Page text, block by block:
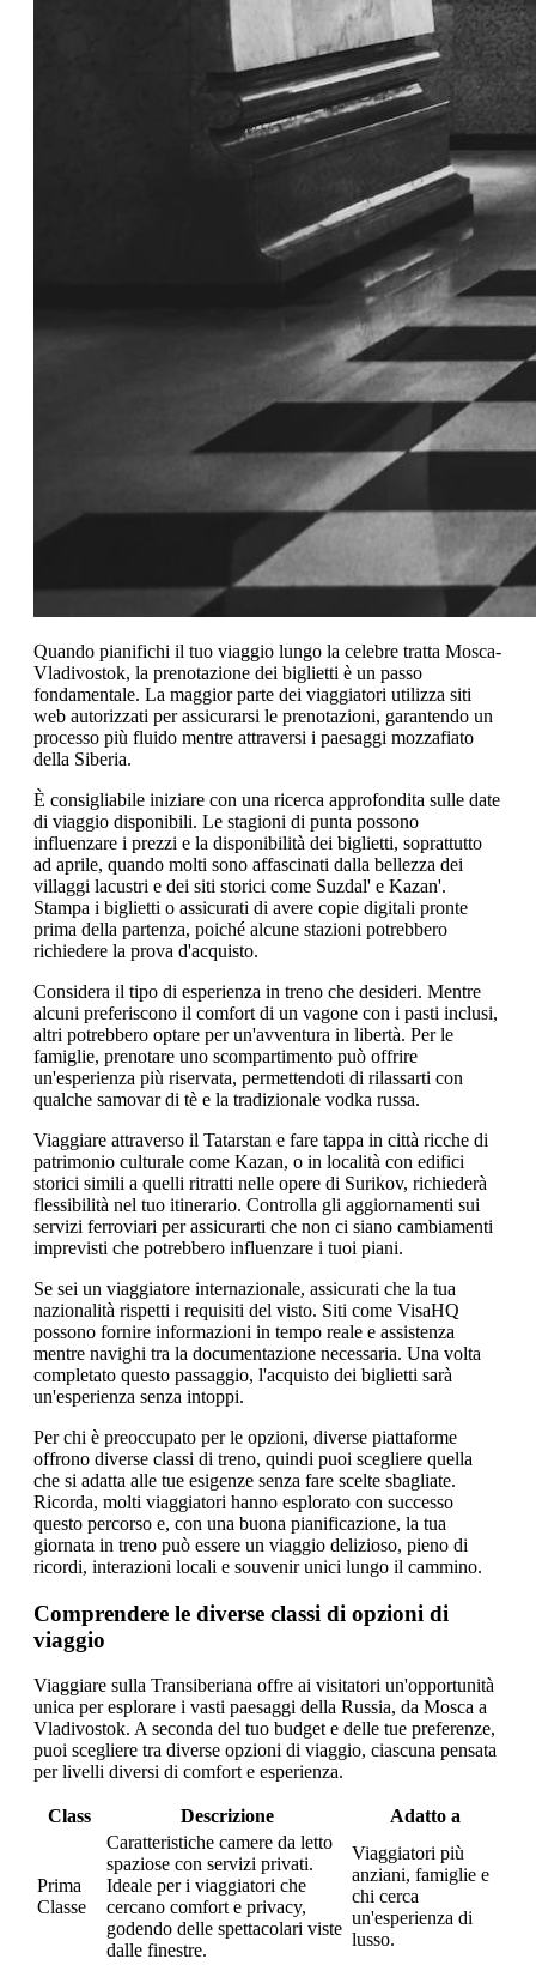
Quando pianifichi il tuo viaggio lungo la celebre tratta Mosca-
Vladivostok, la prenotazione dei biglietti è un passo
fondamentale. La maggior parte dei viaggiatori utilizza siti
web autorizzati per assicurarsi le prenotazioni, garantendo un
processo più fluido mentre attraversi i paesaggi mozzafiato
della Siberia.
È consigliabile iniziare con una ricerca approfondita sulle date
di viaggio disponibili. Le stagioni di punta possono
influenzare i prezzi e la disponibilità dei biglietti, soprattutto
ad aprile, quando molti sono affascinati dalla bellezza dei
villaggi lacustri e dei siti storici come Suzdal' e Kazan'.
Stampa i biglietti o assicurati di avere copie digitali pronte
prima della partenza, poiché alcune stazioni potrebbero
richiedere la prova d'acquisto.
Considera il tipo di esperienza in treno che desideri. Mentre
alcuni preferiscono il comfort di un vagone con i pasti inclusi,
altri potrebbero optare per un'avventura in libertà. Per le
famiglie, prenotare uno scompartimento può offrire
un'esperienza più riservata, permettendoti di rilassarti con
qualche samovar di tè e la tradizionale vodka russa.
Viaggiare attraverso il Tatarstan e fare tappa in città ricche di
patrimonio culturale come Kazan, o in località con edifici
storici simili a quelli ritratti nelle opere di Surikov, richiederà
flessibilità nel tuo itinerario. Controlla gli aggiornamenti sui
servizi ferroviari per assicurarti che non ci siano cambiamenti
imprevisti che potrebbero influenzare i tuoi piani.
Se sei un viaggiatore internazionale, assicurati che la tua
nazionalità rispetti i requisiti del visto. Siti come VisaHQ
possono fornire informazioni in tempo reale e assistenza
mentre navighi tra la documentazione necessaria. Una volta
completato questo passaggio, l'acquisto dei biglietti sarà
un'esperienza senza intoppi.
Per chi è preoccupato per le opzioni, diverse piattaforme
offrono diverse classi di treno, quindi puoi scegliere quella
che si adatta alle tue esigenze senza fare scelte sbagliate.
Ricorda, molti viaggiatori hanno esplorato con successo
questo percorso e, con una buona pianificazione, la tua
giornata in treno può essere un viaggio delizioso, pieno di
ricordi, interazioni locali e souvenir unici lungo il cammino.
Comprendere le diverse classi di opzioni di
viaggio
Viaggiare sulla Transiberiana offre ai visitatori un'opportunità
unica per esplorare i vasti paesaggi della Russia, da Mosca a
Vladivostok. A seconda del tuo budget e delle tue preferenze,
puoi scegliere tra diverse opzioni di viaggio, ciascuna pensata
per livelli diversi di comfort e esperienza.
Class Descrizione Adatto a
Prima
Classe
Caratteristiche camere da letto
spaziose con servizi privati.
Ideale per i viaggiatori che
cercano comfort e privacy,
godendo delle spettacolari viste
dalle finestre.
Viaggiatori più
anziani, famiglie e
chi cerca
un'esperienza di
lusso.